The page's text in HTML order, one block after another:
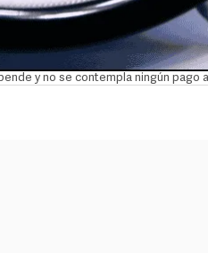
y no se contempla ningún pago